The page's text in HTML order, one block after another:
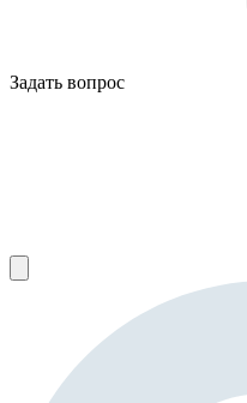
Задать вопрос